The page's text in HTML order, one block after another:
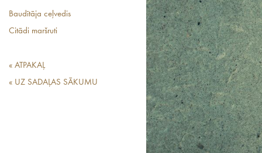
Baudītāja ceļvedis
Citādi maršruti
« ATPAKAĻ
« UZ SADAĻAS SĀKUMU